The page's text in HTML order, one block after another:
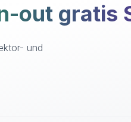
out gratis
und